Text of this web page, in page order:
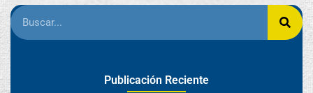
Publicación Reciente